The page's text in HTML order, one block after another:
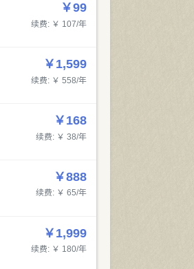
￥99
续费: ￥ 107/年
￥1,599
续费: ￥ 558/年
￥168
续费: ￥ 38/年
￥888
续费: ￥ 65/年
￥1,999
续费: ￥ 180/年